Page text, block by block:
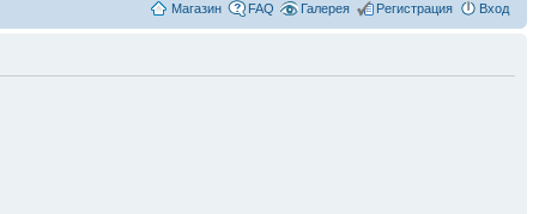
Магазин FAQ Галерея Регистрация Вход